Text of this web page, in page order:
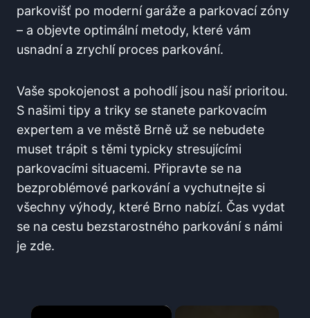
parkovišť po moderní garáže a⁣ parkovací zóny
– a objevte optimální metody, které vám⁣
usnadní ⁣a zrychlí proces parkování.
Vaše spokojenost a pohodlí jsou naší prioritou. ​
S našimi tipy a triky se‌ stanete parkovacím
⁣expertem a ⁤ve ⁤městě Brně ⁢už se nebudete
muset trápit s těmi typicky stresujícími
parkovacími ⁢situacemi. Připravte se⁤ na
bezproblémové parkování a vychutnejte si
všechny výhody, které Brno​ nabízí. Čas vydat
se na cestu bezstarostného parkování s námi
je ‌zde.
×